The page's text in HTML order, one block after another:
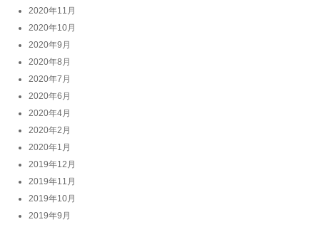
2020年11月
2020年10月
2020年9月
2020年8月
2020年7月
2020年6月
2020年4月
2020年2月
2020年1月
2019年12月
2019年11月
2019年10月
2019年9月